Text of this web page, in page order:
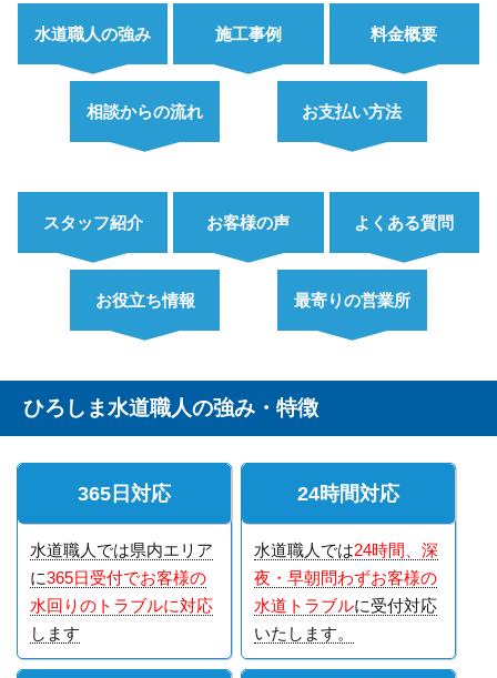
水道職人の強み 施工事例 料金概要
相談からの流れ お支払い方法
スタッフ紹介 お客様の声 よくある質問
お役立ち情報 最寄りの営業所
ひろしま水道職人の強み・特徴
365日対応
水道職人では県内エリア
に365日受付でお客様の
水回りのトラブルに対応
します
24時間対応
水道職人では24時間、深
夜・早朝問わずお客様の
水道トラブルに受付対応
いたします。